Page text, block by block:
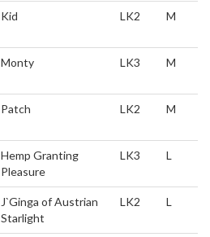
Kid LK2 M
Monty LK3 M
Patch LK2 M
Hemp Granting
Pleasure
LK3 L
J`Ginga of Austrian
Starlight
LK2 L